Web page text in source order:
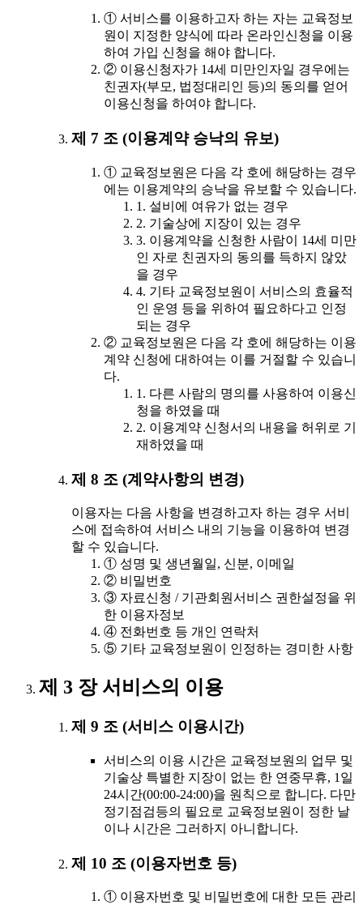
① 서비스를 이용하고자 하는 자는 교육정보
원이 지정한 양식에 따라 온라인신청을 이용
하여 가입 신청을 해야 합니다.
② 이용신청자가 14세 미만인자일 경우에는
친권자(부모, 법정대리인 등)의 동의를 얻어
이용신청을 하여야 합니다.
제 7 조 (이용계약 승낙의 유보)
① 교육정보원은 다음 각 호에 해당하는 경우
에는 이용계약의 승낙을 유보할 수 있습니다.
1. 설비에 여유가 없는 경우
2. 기술상에 지장이 있는 경우
3. 이용계약을 신청한 사람이 14세 미만
인 자로 친권자의 동의를 득하지 않았
을 경우
4. 기타 교육정보원이 서비스의 효율적
인 운영 등을 위하여 필요하다고 인정
되는 경우
② 교육정보원은 다음 각 호에 해당하는 이용
계약 신청에 대하여는 이를 거절할 수 있습니
다.
1. 다른 사람의 명의를 사용하여 이용신
청을 하였을 때
2. 이용계약 신청서의 내용을 허위로 기
재하였을 때
제 8 조 (계약사항의 변경)
이용자는 다음 사항을 변경하고자 하는 경우 서비
스에 접속하여 서비스 내의 기능을 이용하여 변경
할 수 있습니다.
① 성명 및 생년월일, 신분, 이메일
② 비밀번호
③ 자료신청 / 기관회원서비스 권한설정을 위
한 이용자정보
④ 전화번호 등 개인 연락처
⑤ 기타 교육정보원이 인정하는 경미한 사항
제 3 장 서비스의 이용
제 9 조 (서비스 이용시간)
서비스의 이용 시간은 교육정보원의 업무 및
기술상 특별한 지장이 없는 한 연중무휴, 1일
24시간(00:00-24:00)을 원칙으로 합니다. 다만
정기점검등의 필요로 교육정보원이 정한 날
이나 시간은 그러하지 아니합니다.
제 10 조 (이용자번호 등)
① 이용자번호 및 비밀번호에 대한 모든 관리